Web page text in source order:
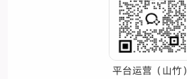
平台运营（山竹）